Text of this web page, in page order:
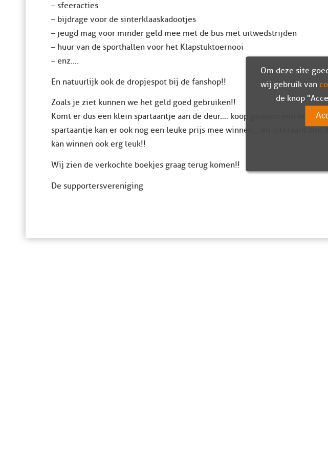
– sfeeracties
– bijdrage voor de sinterklaaskadootjes
– jeugd mag voor minder geld mee met de bus met uitwedstrijden
– huur van de sporthallen voor het Klapstuktoernooi
– enz….
En natuurlijk ook de dropjespot bij de fanshop!!
Zoals je ziet kunnen we het geld goed gebruiken!!
Komt er dus een klein spartaantje aan de deur…. koop gewoon een lot!
spartaantje kan er ook nog een leuke prijs mee winnen… en uiteraard zijn
kan winnen ook erg leuk!!
Wij zien de verkochte boekjes graag terug komen!!
De supportersvereniging
Om deze site
wij gebruik van
de knop